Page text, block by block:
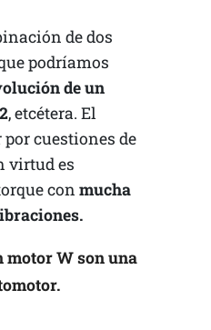
de dos
podríamos
de un
, etcétera. El
cuestiones de
virtud es
con mucha
motor W son una